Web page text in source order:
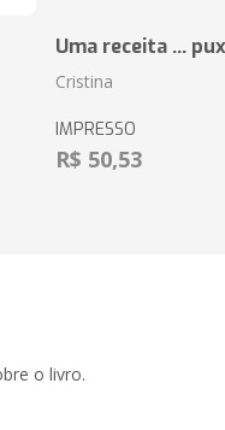
Uma receita ...
Cristina
IMPRESSO
R$ 50,53
o livro.